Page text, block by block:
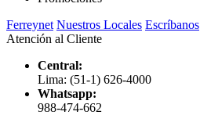
Ferreynet Nuestros Locales Escríbanos
Atención al Cliente
Central:
Lima: (51-1) 626-4000
Whatsapp:
988-474-662